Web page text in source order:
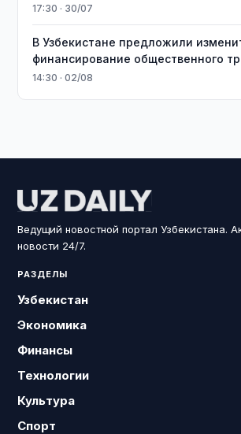
17:30 · 30/07
В Узбекистане предложили
финансирование общественного
14:30 · 02/08
Ведущий новостной портал Узбекистана.
новости 24/7.
РАЗДЕЛЫ
Узбекистан
Экономика
Финансы
Технологии
Культура
Спорт